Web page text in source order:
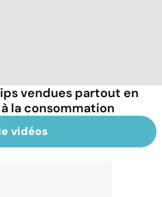
vendues partout en
la consommation
vidéos